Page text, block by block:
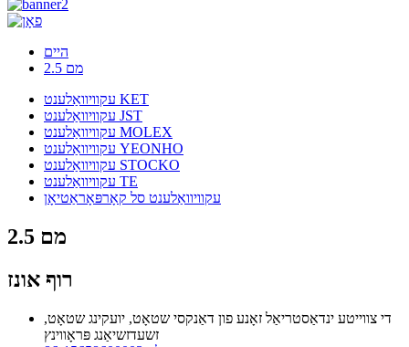
היים
2.5 מם
עקוויוואַלענט KET
עקוויוואַלענט JST
עקוויוואַלענט MOLEX
עקוויוואַלענט YEONHO
עקוויוואַלענט STOCKO
עקוויוואַלענט TE
עקוויוואַלענט סל קאָרפּאָראַטיאָן
2.5 מם
רוף אונז
די צווייטע ינדאַסטריאַל זאָנע פון ​​דאַנקסי שטאָט, יועקינג שטאָט,
זשעדזשיאַנג פּראָווינץ